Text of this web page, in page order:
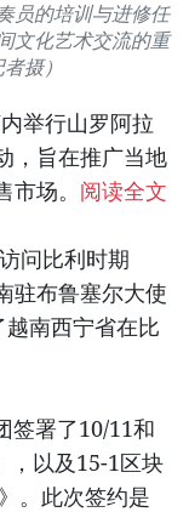
员的培训与进修任
文化艺术交流的重
摄）
举行山罗阿拉
，旨在推广当地
场。 阅读全文
问比利时期
驻布鲁塞尔大使
南西宁省在比
签署了10/11和
，以及15-1区块
。此次签约是